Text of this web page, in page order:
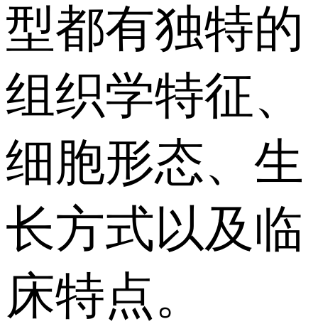
型都有独特的
组织学特征、
细胞形态、生
长方式以及临
床特点。